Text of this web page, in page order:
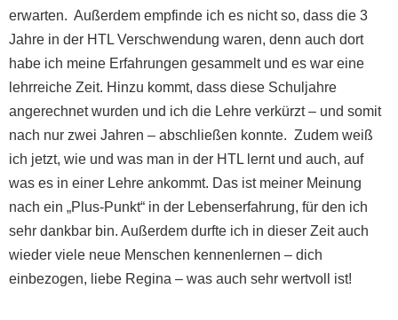
erwarten. Außerdem empfinde ich es nicht so, dass die 3
Jahre in der HTL Verschwendung waren, denn auch dort
habe ich meine Erfahrungen gesammelt und es war eine
lehrreiche Zeit. Hinzu kommt, dass diese Schuljahre
angerechnet wurden und ich die Lehre verkürzt – und somit
nach nur zwei Jahren – abschließen konnte. Zudem weiß
ich jetzt, wie und was man in der HTL lernt und auch, auf
was es in einer Lehre ankommt. Das ist meiner Meinung
nach ein „Plus-Punkt“ in der Lebenserfahrung, für den ich
sehr dankbar bin. Außerdem durfte ich in dieser Zeit auch
wieder viele neue Menschen kennenlernen – dich
einbezogen, liebe Regina – was auch sehr wertvoll ist!